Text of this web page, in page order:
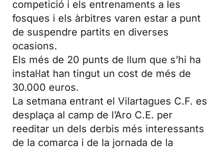
competició i els entrenaments a les
fosques i els àrbitres varen estar a punt
de suspendre partits en diverses
ocasions.
Els més de 20 punts de llum que s’hi ha
instal·lat han tingut un cost de més de
30.000 euros.
La setmana entrant el Vilartagues C.F. es
desplaça al camp de l’Aro C.E. per
reeditar un dels derbis més interessants
de la comarca i de la jornada de la